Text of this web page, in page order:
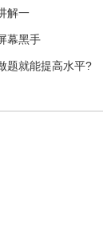
解一
幕黑手
题就能提高水平?